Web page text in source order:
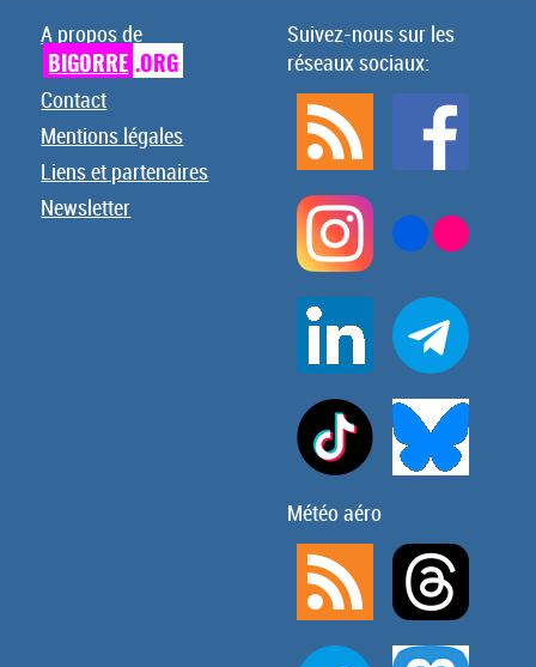
A propos de
BIGORRE .ORG
Contact
Mentions légales
Liens et partenaires
Newsletter
Suivez-nous sur les
réseaux sociaux:
Météo aéro